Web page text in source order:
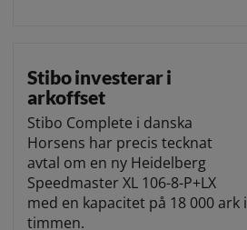
Stibo investerar i
arkoffset
Stibo Complete i danska
Horsens har precis tecknat
avtal om en ny Heidelberg
Speedmaster XL 106-8-P+LX
med en kapacitet på 18 000 ark i
timmen.